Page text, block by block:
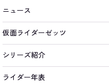
ニュース
仮面ライダーゼッツ
シリーズ紹介
ライダー年表